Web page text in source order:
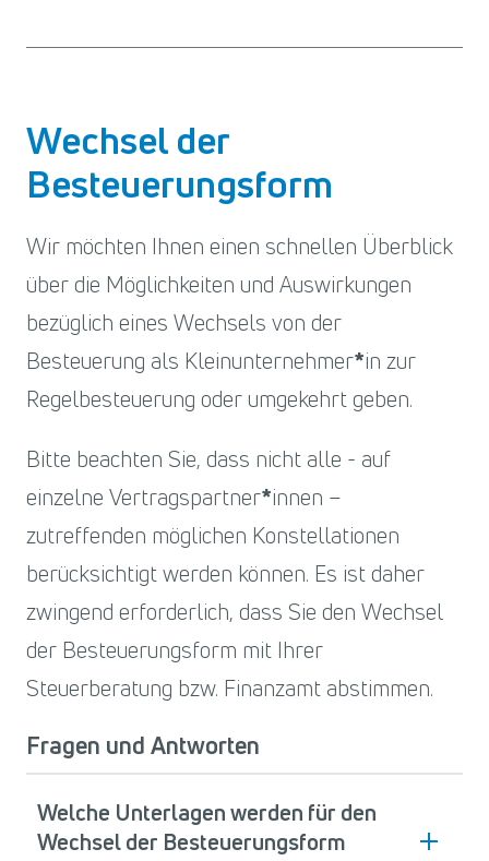
Wechsel der
Besteuerungsform
Wir möchten Ihnen einen schnellen Überblick
über die Möglichkeiten und Auswirkungen
bezüglich eines Wechsels von der
Besteuerung als Kleinunternehmer in zur
Regelbesteuerung oder umgekehrt geben.
Bitte beachten Sie, dass nicht alle - auf
einzelne Vertragspartner innen –
zutreffenden möglichen Konstellationen
berücksichtigt werden können. Es ist daher
zwingend erforderlich, dass Sie den Wechsel
der Besteuerungsform mit Ihrer
Steuerberatung bzw. Finanzamt abstimmen.
Fragen und Antworten
Welche Unterlagen werden für den
Wechsel der Besteuerungsform